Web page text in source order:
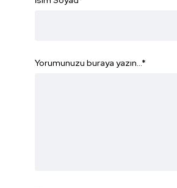
Yorumunuzu buraya yazın...*